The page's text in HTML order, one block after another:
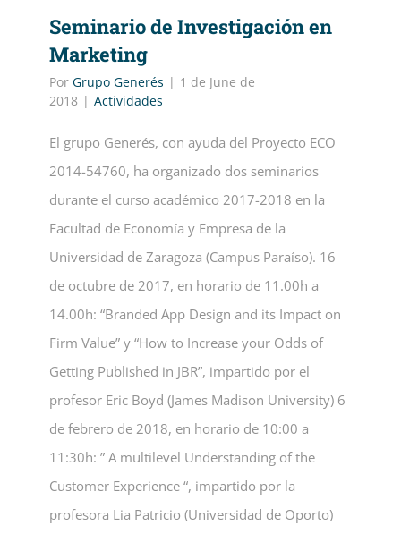
Seminario de Investigación en
Marketing
Por Grupo Generés | 1 de June de
2018 | Actividades
El grupo Generés, con ayuda del Proyecto ECO
2014-54760, ha organizado dos seminarios
durante el curso académico 2017-2018 en la
Facultad de Economía y Empresa de la
Universidad de Zaragoza (Campus Paraíso). 16
de octubre de 2017, en horario de 11.00h a
14.00h: “Branded App Design and its Impact on
Firm Value” y “How to Increase your Odds of
Getting Published in JBR”, impartido por el
profesor Eric Boyd (James Madison University) 6
de febrero de 2018, en horario de 10:00 a
11:30h: ” A multilevel Understanding of the
Customer Experience “, impartido por la
profesora Lia Patricio (Universidad de Oporto)